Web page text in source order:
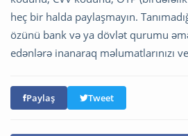
heç bir halda paylaşmayın.
özünü bank və ya dövlət qurumu
edənlərə inanaraq məlumatlarınızı
Paylaş Tweet